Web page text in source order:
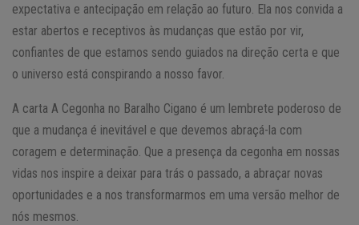
expectativa e antecipação em relação ao futuro. Ela nos convida a
estar abertos e receptivos às mudanças que estão por vir,
confiantes de que estamos sendo guiados na direção certa e que
o universo está conspirando a nosso favor.
A carta A Cegonha no Baralho Cigano é um lembrete poderoso de
que a mudança é inevitável e que devemos abraçá-la com
coragem e determinação. Que a presença da cegonha em nossas
vidas nos inspire a deixar para trás o passado, a abraçar novas
oportunidades e a nos transformarmos em uma versão melhor de
nós mesmos.